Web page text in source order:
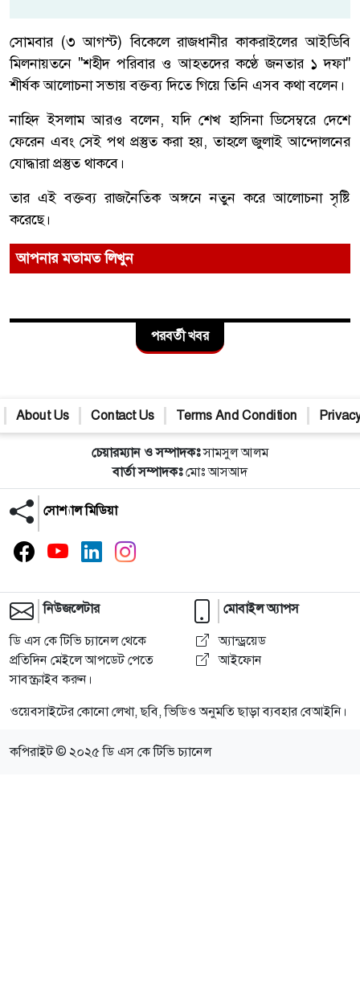
সোমবার (৩ আগস্ট) বিকেলে রাজধানীর কাকরাইলের আইডিবি
মিলনায়তনে "শহীদ পরিবার ও আহতদের কণ্ঠে জনতার ১ দফা"
শীর্ষক আলোচনা সভায় বক্তব্য দিতে গিয়ে তিনি এসব কথা বলেন।
নাহিদ ইসলাম আরও বলেন, যদি শেখ হাসিনা ডিসেম্বরে দেশে
ফেরেন এবং সেই পথ প্রস্তুত করা হয়, তাহলে জুলাই আন্দোলনের
যোদ্ধারা প্রস্তুত থাকবে।
তার এই বক্তব্য রাজনৈতিক অঙ্গনে নতুন করে আলোচনা সৃষ্টি
করেছে।
আপনার মতামত লিখুন
পরবর্তী খবর
About Us Contact Us Terms And Condition
চেয়ারম্যান ও সম্পাদকঃসামসুল আলম
বার্তা সম্পাদকঃমোঃ আসআদ
সোশ্যাল মিডিয়া
নিউজলেটার
ডি এস কে টিভি চ্যানেল থেকে
প্রতিদিন মেইলে আপডেট পেতে
সাবস্ক্রাইব করুন।
মোবাইল অ্যাপস
অ্যান্ড্রয়েড
আইফোন
ওয়েবসাইটের কোনো লেখা, ছবি, ভিডিও অনুমতি ছাড়া ব্যবহার বেআইনি।
কপিরাইট © ২০২৫ ডি এস কে টিভি চ্যানেল